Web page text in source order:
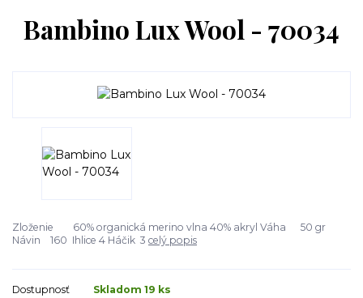
Bambino Lux Wool - 70034
Zloženie 60% organická merino vlna 40% akryl Váha 50 gr
Návin 160 Ihlice 4 Háčik 3 celý popis
Dostupnosť Skladom 19 ks